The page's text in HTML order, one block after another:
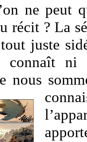
ne peut
récit ? La
juste
connaît ni
nous